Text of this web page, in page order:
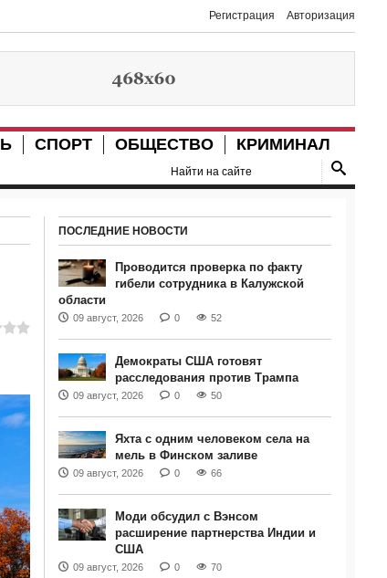
Регистрация Авторизация
СПОРТ ОБЩЕСТВО КРИМИНАЛ
ПОСЛЕДНИЕ НОВОСТИ
Проводится проверка по факту
гибели сотрудника в Калужской
области
09 август, 2026 0 52
Демократы США готовят
расследования против Трампа
09 август, 2026 0 50
Яхта с одним человеком села на
мель в Финском заливе
09 август, 2026 0 66
Моди обсудил с Вэнсом
расширение партнерства Индии и
США
09 август, 2026 0 70